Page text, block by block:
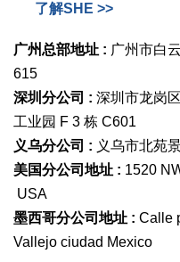
了解SHE >>
广州总部地址 : 广州市白
615
深圳分公司 : 深圳市龙岗
工业园 F 3 栋 C601
义乌分公司 : 义乌市北苑
美国分公司地址 : 1520
USA
墨西哥分公司地址 : Calle
Vallejo ciudad Mexico